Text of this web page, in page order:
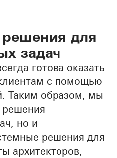
для
задач
готова оказать
с помощью
Таким образом, мы
решения
но и
решения для
архитекторов,